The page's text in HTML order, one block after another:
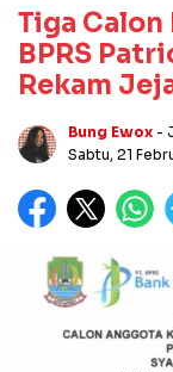
Tiga
BPRS
Rekam
Bung Ewox -
Sabtu, 21